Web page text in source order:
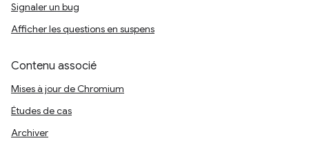
Signaler un bug
Afficher les questions en suspens
Contenu associé
Mises à jour de Chromium
Études de cas
Archiver